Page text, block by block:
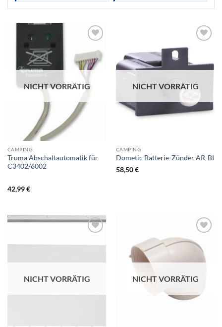
NICHT VORRÄTIG
CAMPING
Truma Abschaltautomatik für
C3402/6002
42,99€
NICHT VORRÄTIG
CAMPING
Dometic Batterie-Zünder AR-BI
58,50€
NICHT VORRÄTIG NICHT VORRÄTIG